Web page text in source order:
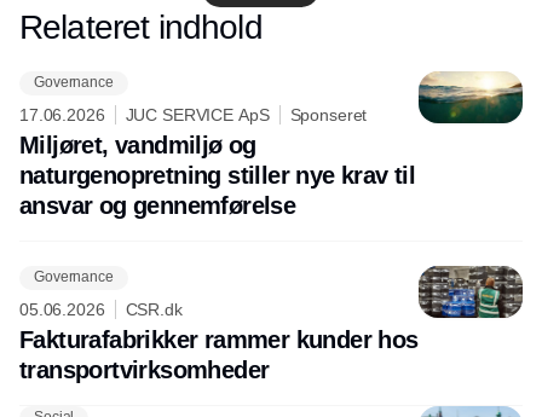
Annonce
Relateret indhold
Governance
17.06.2026 JUC SERVICE ApS Sponseret
Miljøret, vandmiljø og
naturgenopretning stiller nye krav til
ansvar og gennemførelse
Governance
05.06.2026 CSR.dk
Fakturafabrikker rammer kunder hos
transportvirksomheder